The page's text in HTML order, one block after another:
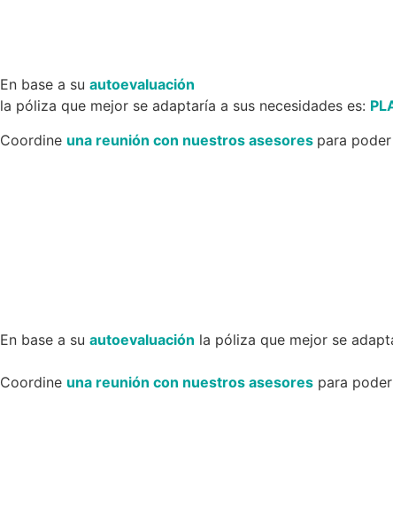
En base a su autoevaluación
la póliza que mejor se adaptaría a sus necesidades es:
Coordine una reunión con nuestros asesores para
En base a su autoevaluación la póliza que mejor se
Coordine una reunión con nuestros asesores para